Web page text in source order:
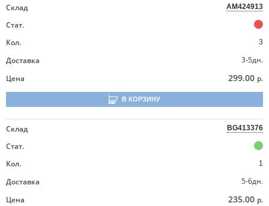
Склад AM424913
Стат.
Кол.
3
Доставка
3-5дн.
Цена
299.00 р.
В КОРЗИНУ
Склад BG413376
Стат.
Кол.
1
Доставка
5-6дн.
Цена
235.00 р.